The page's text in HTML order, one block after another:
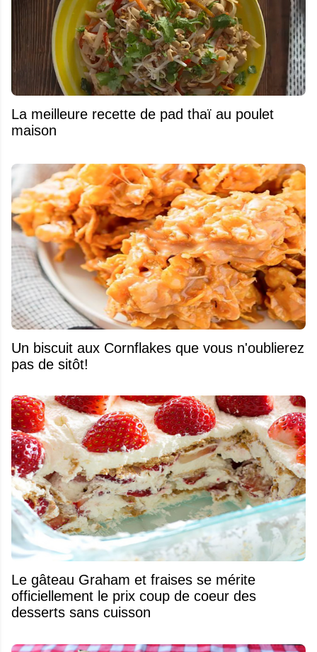
La meilleure recette de pad thaï au poulet
maison
Un biscuit aux Cornflakes que vous n'oublierez
pas de sitôt!
Le gâteau Graham et fraises se mérite
officiellement le prix coup de coeur des
desserts sans cuisson